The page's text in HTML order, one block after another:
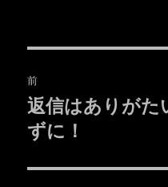
稿
ナ
ビ
前
前
の
稿:
返信はありがた
ずに！